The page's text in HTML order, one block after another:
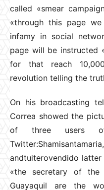
called «smear
«through this page
infamy in social
page will be instructed
for that reach
revolution telling the
On his broadcasting
Correa showed the
of three users
andtuiterovendido
«the secretary of the
Guayaquil are the